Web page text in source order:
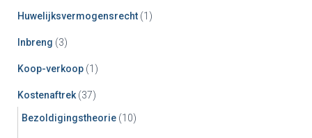
Huwelijksvermogensrecht (1)
Inbreng (3)
Koop-verkoop (1)
Kostenaftrek (37)
Bezoldigingstheorie (10)